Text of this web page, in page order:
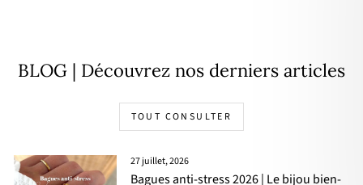
BLOG | Découvrez nos derniers articles
TOUT CONSULTER
27 juillet, 2026
Bagues anti-stress 2026 | Le bijou bien-